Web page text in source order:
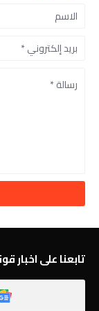
تابعنا على اخبار